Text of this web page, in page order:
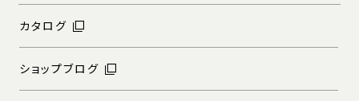
カタログ
ショップブログ